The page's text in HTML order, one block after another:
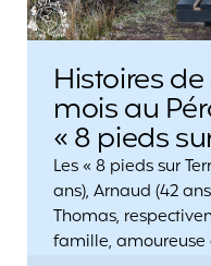
Histoires
mois au
« 8 pieds
Les « 8 pieds sur
ans), Arnaud (42
Thomas,
famille,